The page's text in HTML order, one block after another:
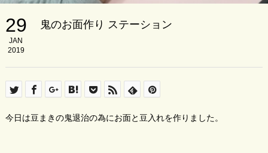
29
JAN
2019
鬼のお面作り ステーション
今日は豆まきの鬼退治の為にお面と豆入れを作りました。